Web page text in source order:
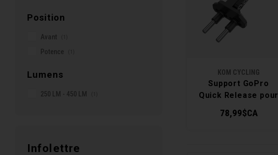
Position
Avant
Potence
Lumens
250 LM - 450 LM
Infolettre
KOM CYCLING
Support GoPro
Quick Release pour
Potence
78,99$CA